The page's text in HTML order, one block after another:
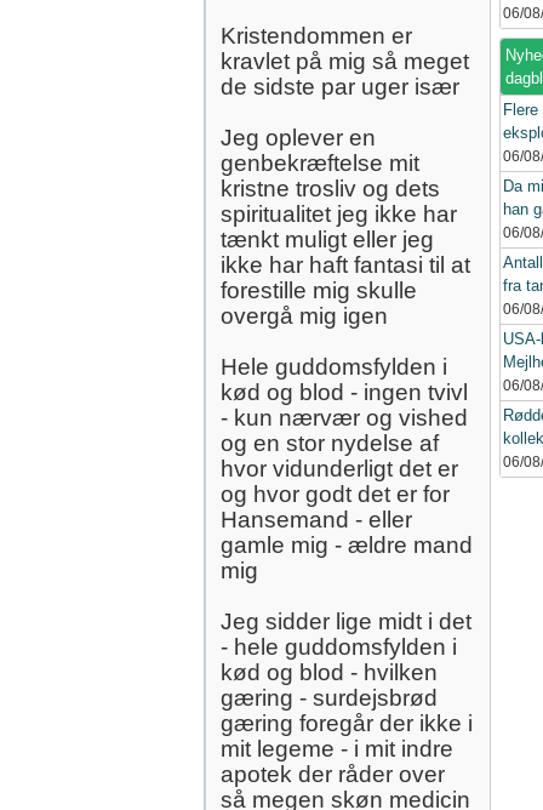
Kristendommen er
kravlet på mig så meget
de sidste par uger især
Jeg oplever en
genbekræftelse mit
kristne trosliv og dets
spiritualitet jeg ikke har
tænkt muligt eller jeg
ikke har haft fantasi til at
forestille mig skulle
overgå mig igen
Hele guddomsfylden i
kød og blod - ingen tvivl
- kun nærvær og vished
og en stor nydelse af
hvor vidunderligt det er
og hvor godt det er for
Hansemand - eller
gamle mig - ældre mand
mig
Jeg sidder lige midt i det
- hele guddomsfylden i
kød og blod - hvilken
gæring - surdejsbrød
gæring foregår der ikke i
mit legeme - i mit indre
apotek der råder over
så megen skøn medicin
06/
06/
Da
han
06/
fra
06/
06/
06/